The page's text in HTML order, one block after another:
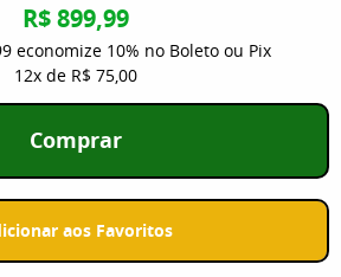
R$ 899,99
economize 10% no Boleto ou Pix
12x de R$ 75,00
Comprar
aos Favoritos